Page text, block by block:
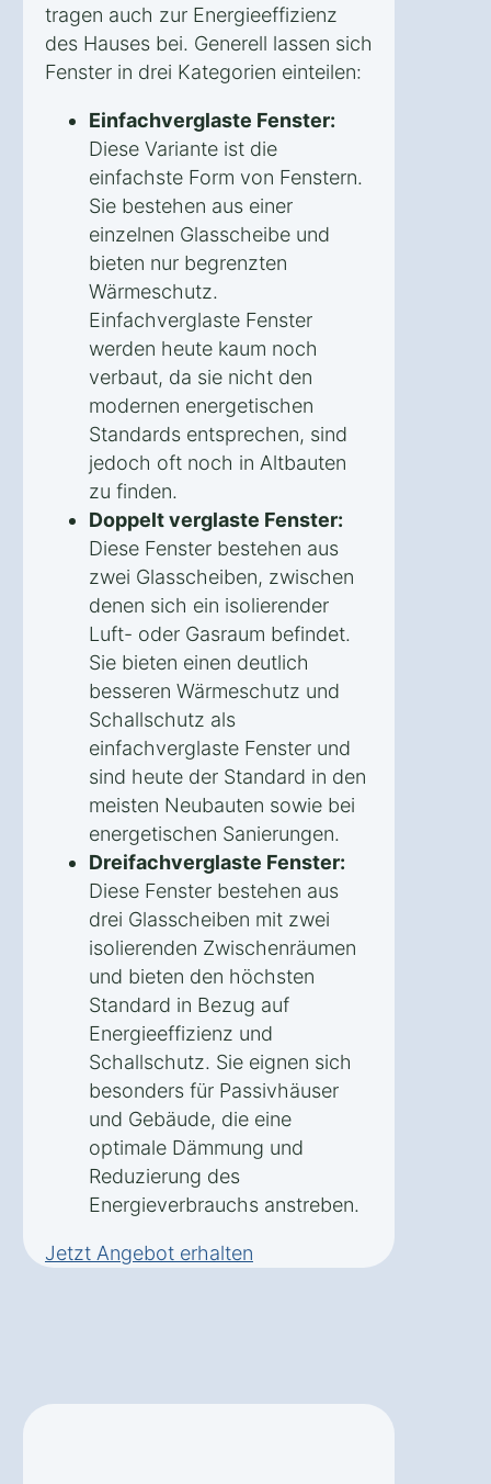
tragen auch zur Energieeffizienz
des Hauses bei. Generell lassen sich
Fenster in drei Kategorien einteilen:
Einfachverglaste Fenster:
Diese Variante ist die
einfachste Form von Fenstern.
Sie bestehen aus einer
einzelnen Glasscheibe und
bieten nur begrenzten
Wärmeschutz.
Einfachverglaste Fenster
werden heute kaum noch
verbaut, da sie nicht den
modernen energetischen
Standards entsprechen, sind
jedoch oft noch in Altbauten
zu finden.
Doppelt verglaste Fenster:
Diese Fenster bestehen aus
zwei Glasscheiben, zwischen
denen sich ein isolierender
Luft- oder Gasraum befindet.
Sie bieten einen deutlich
besseren Wärmeschutz und
Schallschutz als
einfachverglaste Fenster und
sind heute der Standard in den
meisten Neubauten sowie bei
energetischen Sanierungen.
Dreifachverglaste Fenster:
Diese Fenster bestehen aus
drei Glasscheiben mit zwei
isolierenden Zwischenräumen
und bieten den höchsten
Standard in Bezug auf
Energieeffizienz und
Schallschutz. Sie eignen sich
besonders für Passivhäuser
und Gebäude, die eine
optimale Dämmung und
Reduzierung des
Energieverbrauchs anstreben.
Jetzt Angebot erhalten